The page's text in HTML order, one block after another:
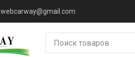
webcarway@gmail.com